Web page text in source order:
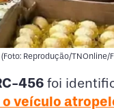
Reprodução/TNOnline/
456 foi
veículo